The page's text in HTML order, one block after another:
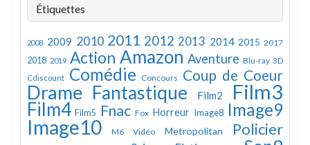
Étiquettes
2008 2009 2010 2011 2012 2013 2014 2015 2017
2018 2019 Action Amazon Aventure Blu-ray 3D
Cdiscount Comédie Concours Coup de Coeur
Drame Fantastique Film2 Film3
Film4 Film5 Fnac Fox Horreur Image8 Image9
Image10 M6 Vidéo Metropolitan Policier